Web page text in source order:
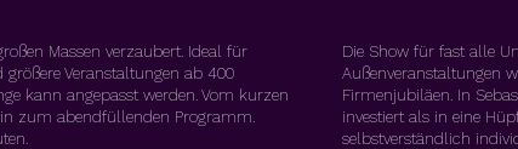
Massen verzaubert. Ideal für
größere Veranstaltungen ab 400
kann angepasst werden. Vom kurzen
zum abendfüllenden Programm.
Die Show für fast alle
Außenveranstaltungen
Firmenjubiläen. In
investiert als in eine
selbstverständlich